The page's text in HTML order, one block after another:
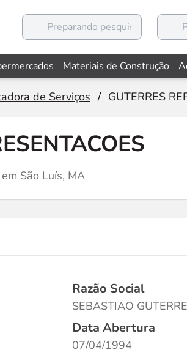
Materiais de Construção
de Serviços / GUTERRES
São Luís, MA
Razão Social
SEBASTIAO
Data Abertura
07/04/1994